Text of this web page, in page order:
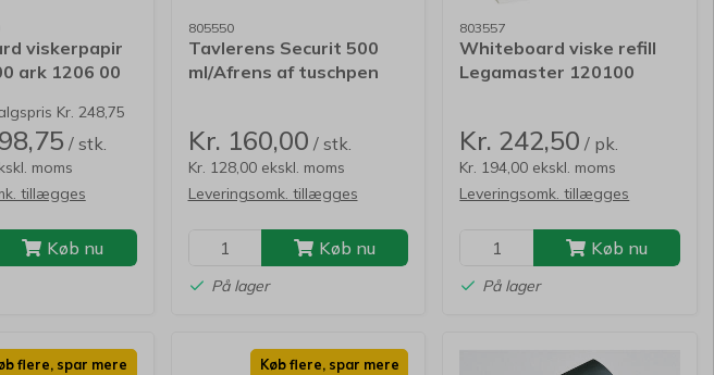
viskerpapir
ark 1206 00
Kr. 248,75
/ stk.
moms
tillægges
Køb nu
805550
Tavlerens Securit 500
ml/Afrens af tuschpen
Kr. 160,00 / stk.
Kr. 128,00 ekskl. moms
Leveringsomk. tillægges
Køb nu
På lager
803557
Whiteboard viske refill
Legamaster 120100
Kr. 242,50 / pk.
Kr. 194,00 ekskl. moms
Leveringsomk. tillægges
Køb nu
På lager
flere, spar mere Køb flere, spar mere